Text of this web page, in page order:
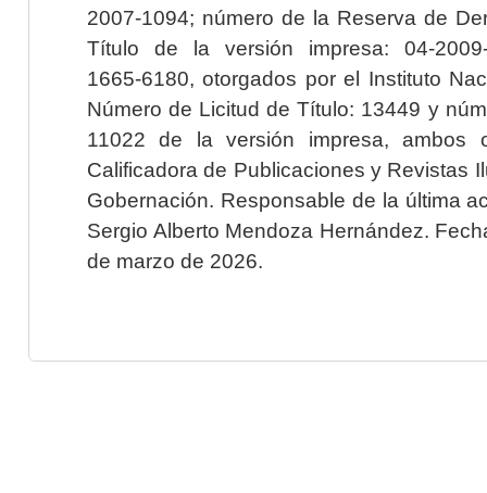
2007-1094; número de la Reserva de
Título de la versión impresa: 04-2009-
1665-6180, otorgados por el Instituto
Número de Licitud de Título: 13449 y
11022 de la versión impresa, ambos
Calificadora de Publicaciones y Revistas
Gobernación. Responsable de la última
Sergio Alberto Mendoza Hernández.
de marzo de 2026.